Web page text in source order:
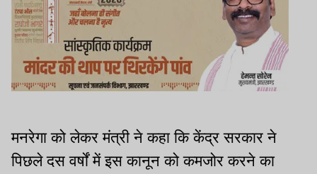
मनरेगा को लेकर मंत्री ने कहा कि केंद्र सरकार ने
पिछले दस वर्षों में इस कानून को कमजोर करने का